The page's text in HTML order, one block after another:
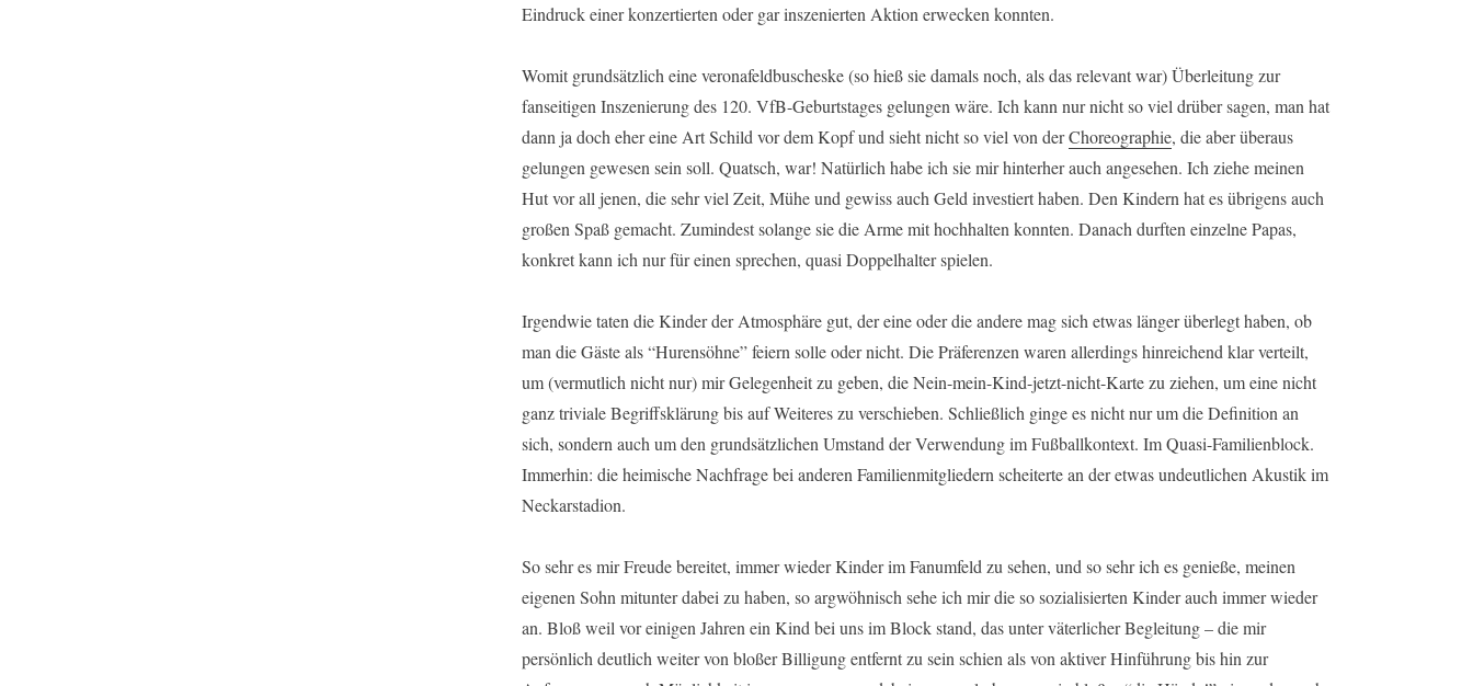
Eindruck einer konzertierten oder gar inszenierten Aktion erwecken konnten.
Womit grundsätzlich eine veronafeldbuscheske (so hieß sie damals noch, als das relevant war) Überleitung zur
fanseitigen Inszenierung des 120. VfB-Geburtstages gelungen wäre. Ich kann nur nicht so viel drüber sagen, man hat
dann ja doch eher eine Art Schild vor dem Kopf und sieht nicht so viel von derChoreographie, die aber überaus
gelungen gewesen sein soll. Quatsch, war! Natürlich habe ich sie mir hinterher auch angesehen. Ich ziehe meinen
Hut vor all jenen, die sehr viel Zeit, Mühe und gewiss auch Geld investiert haben. Den Kindern hat es übrigens auch
großen Spaß gemacht. Zumindest solange sie die Arme mit hochhalten konnten. Danach durften einzelne Papas,
konkret kann ich nur für einen sprechen, quasi Doppelhalter spielen.
Irgendwie taten die Kinder der Atmosphäre gut, der eine oder die andere mag sich etwas länger überlegt haben, ob
man die Gäste als “Hurensöhne” feiern solle oder nicht. Die Präferenzen waren allerdings hinreichend klar verteilt,
um (vermutlich nicht nur) mir Gelegenheit zu geben, die Nein-mein-Kind-jetzt-nicht-Karte zu ziehen, um eine nicht
ganz triviale Begriffsklärung bis auf Weiteres zu verschieben. Schließlich ginge es nicht nur um die Definition an
sich, sondern auch um den grundsätzlichen Umstand der Verwendung im Fußballkontext. Im Quasi-Familienblock.
Immerhin: die heimische Nachfrage bei anderen Familienmitgliedern scheiterte an der etwas undeutlichen Akustik im
Neckarstadion.
So sehr es mir Freude bereitet, immer wieder Kinder im Fanumfeld zu sehen, und so sehr ich es genieße, meinen
eigenen Sohn mitunter dabei zu haben, so argwöhnisch sehe ich mir die so sozialisierten Kinder auch immer wieder
an. Bloß weil vor einigen Jahren ein Kind bei uns im Block stand, das unter väterlicher Begleitung – die mir
persönlich deutlich weiter von bloßer Billigung entfernt zu sein schien als von aktiver Hinführung bis hin zur